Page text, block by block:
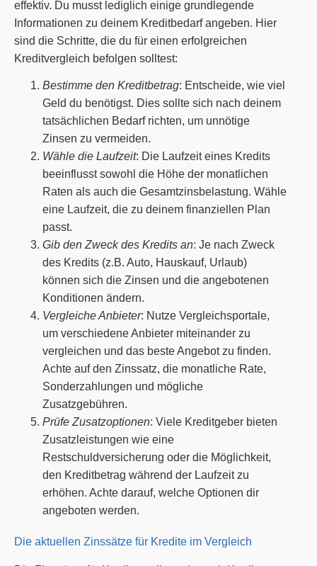
effektiv. Du musst lediglich einige grundlegende
Informationen zu deinem Kreditbedarf angeben. Hier
sind die Schritte, die du für einen erfolgreichen
Kreditvergleich befolgen solltest:
Bestimme den Kreditbetrag: Entscheide, wie viel
Geld du benötigst. Dies sollte sich nach deinem
tatsächlichen Bedarf richten, um unnötige
Zinsen zu vermeiden.
Wähle die Laufzeit: Die Laufzeit eines Kredits
beeinflusst sowohl die Höhe der monatlichen
Raten als auch die Gesamtzinsbelastung. Wähle
eine Laufzeit, die zu deinem finanziellen Plan
passt.
Gib den Zweck des Kredits an: Je nach Zweck
des Kredits (z.B. Auto, Hauskauf, Urlaub)
können sich die Zinsen und die angebotenen
Konditionen ändern.
Vergleiche Anbieter: Nutze Vergleichsportale,
um verschiedene Anbieter miteinander zu
vergleichen und das beste Angebot zu finden.
Achte auf den Zinssatz, die monatliche Rate,
Sonderzahlungen und mögliche
Zusatzgebühren.
Prüfe Zusatzoptionen: Viele Kreditgeber bieten
Zusatzleistungen wie eine
Restschuldversicherung oder die Möglichkeit,
den Kreditbetrag während der Laufzeit zu
erhöhen. Achte darauf, welche Optionen dir
angeboten werden.
Die aktuellen Zinssätze für Kredite im Vergleich